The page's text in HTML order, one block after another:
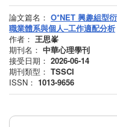
論文篇名： O*NET 興趣組型
職業體系與個人–工作適配分析
作者： 王思峯
期刊名： 中華心理學刊
接受日期： 2026-06-14
期刊類型： TSSCI
ISSN： 1013-9656